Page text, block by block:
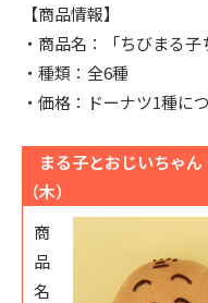
【商品情報】
・商品名：「ちびまる
・種類：全6種
・価格：ドーナツ1種に
まる子とおじいちゃん
（木）
商
品
名